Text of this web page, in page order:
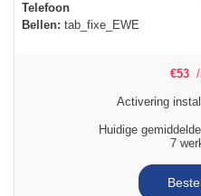
Telefoon
Bellen: tab_fixe_EWE
€53
Activering
Huidige
7